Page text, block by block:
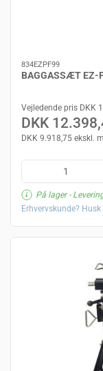
834EZPF99
BAGGASSÆT EZ-
Vejledende pris DKK
DKK
DKK 9.918,75 ekskl.
På lager-
Erhvervskunde?